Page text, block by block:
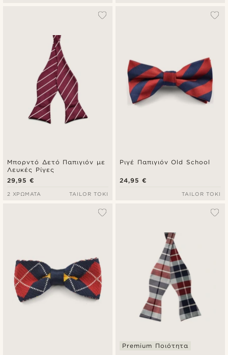
Μπορντό Δετό Παπιγιόν με
Λευκές Ρίγες
29,95 €
2 ΧΡΏΜΑΤΑ TAILOR TOKI
Ριγέ Παπιγιόν Old School
24,95 €
TAILOR TOKI
Premium Ποιότητα